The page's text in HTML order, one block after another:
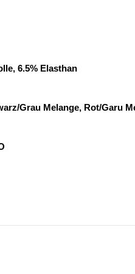
6.5% Elasthan
Grau Melange, Rot/Garu